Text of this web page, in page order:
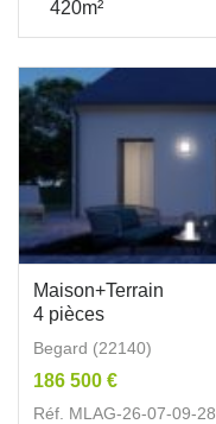
420m²
Maison+Terrain
4 pièces
Begard (22140)
186 500 €
Réf. MLAG-26-07-09-28